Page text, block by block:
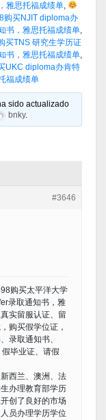
雅思托福成绩单,
购买NJIT diploma办
书，雅思托福成绩单,
买TNS 研究生学历证
书，雅思托福成绩单,
UKC diploma办肯特
福成绩单
sido actualizado
bnky.
#3646
购买太平洋大学
录取通知书，雅
实留服认证、留
购买假学位证，
录取通知书、
毕业证、请假
西兰、澳洲、法
办理教育部学历
创了良好的市场
员办理学历学位